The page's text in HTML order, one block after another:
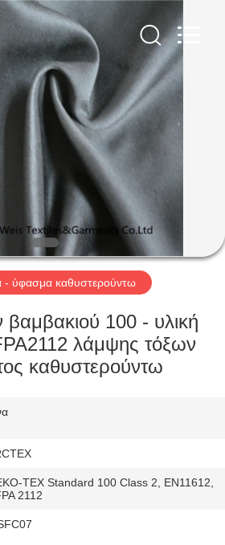
- ύφασμα καθυστερούντω
100 - υλική
λάμψης τόξων
καθυστερούντω
TEX Standard 100 Class 2, EN11612,
2112